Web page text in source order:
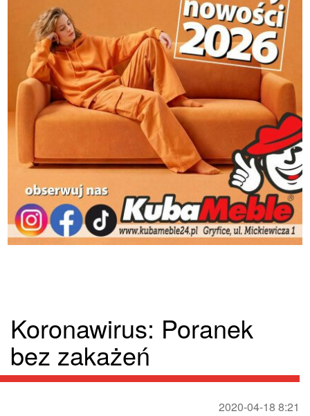
Koronawirus: Poranek
bez zakażeń
2020-04-18 8:21